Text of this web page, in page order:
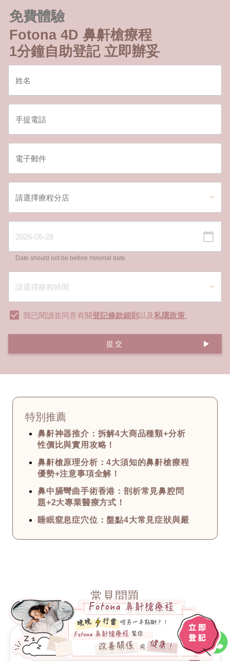
免費體驗
Fotona 4D 鼻鼾槍療程
1分鐘自助登記 立即辦妥
Date should not be before minimal date
我已閱讀並同意有關登記條款細則 以及私隱政策。
提交
特別推薦
鼻鼾神器推介：拆解4大商品種類+分析
性價比與實用攻略！
鼻鼾槍原理分析：4大須知的鼻鼾槍療程
優勢+注意事項全解！
鼻中膈彎曲手術香港：剖析常見鼻腔問
題+2大專業醫療方式！
睡眠窒息症穴位：盤點4大常見症狀與嚴
療方法+最全打鼻鼾原因！
鼻塞點算？4大常見的鼻塞原因+解決方
法分享 從醫療角度詳解！
洗鼻子副作用須知：拆解3大迷思+使用
攻略與步驟 用對才有效！
常見問題
鼻鼾頭帶對所有鼻鼾都有效嗎？